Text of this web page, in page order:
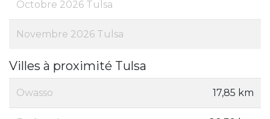
Octobre 2026 Tulsa
Novembre 2026 Tulsa
Villes à proximité Tulsa
Owasso 17,85 km